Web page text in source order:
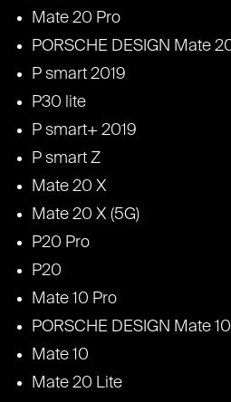
Mate 20 Pro
PORSCHE DESIGN Mate
P smart 2019
P30 lite
P smart+ 2019
P smart Z
Mate 20 X
Mate 20 X (5G)
P20 Pro
P20
Mate 10 Pro
PORSCHE DESIGN Mate 10
Mate 10
Mate 20 Lite